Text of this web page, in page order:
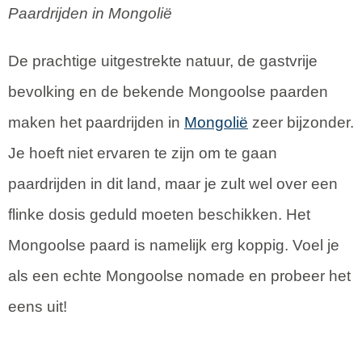
Paardrijden in Mongolië
De prachtige uitgestrekte natuur, de gastvrije
bevolking en de bekende Mongoolse paarden
maken het paardrijden in Mongolië zeer bijzonder.
Je hoeft niet ervaren te zijn om te gaan
paardrijden in dit land, maar je zult wel over een
flinke dosis geduld moeten beschikken. Het
Mongoolse paard is namelijk erg koppig. Voel je
als een echte Mongoolse nomade en probeer het
eens uit!